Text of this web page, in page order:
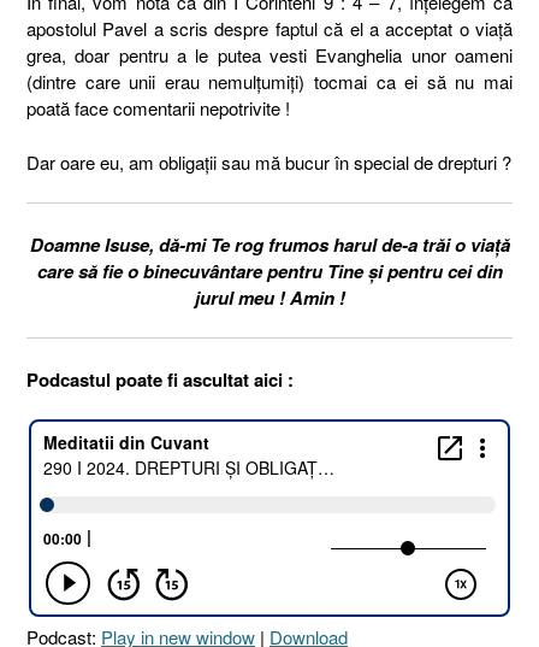
apostolul Pavel a scris despre faptul că el a acceptat o viață
grea, doar pentru a le putea vesti Evanghelia unor oameni
(dintre care unii erau nemulțumiți) tocmai ca ei să nu mai
poată face comentarii nepotrivite !
Dar oare eu, am obligații sau mă bucur în special de drepturi ?
Doamne Isuse, dă-mi Te rog frumos harul de-a trăi o viață
care să fie o binecuvântare pentru Tine și pentru cei din
jurul meu ! Amin !
Podcastul poate fi ascultat aici :
Podcast: Play in new window | Download